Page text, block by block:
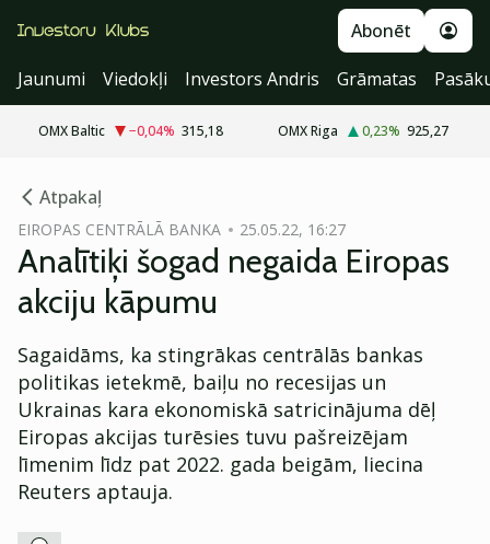
Abonēt
Jaunumi
Viedokļi Investors Andris Grāmatas
OMX Baltic −0,04% 315,18 OMX Riga 0,23% 925,27
Atpakaļ
EIROPAS CENTRĀLĀ BANKA 25.05.22, 16:27
Analītiķi šogad negaida Eiropas
akciju kāpumu
Sagaidāms, ka stingrākas centrālās bankas
politikas ietekmē, baiļu no recesijas un
Ukrainas kara ekonomiskā satricinājuma dēļ
Eiropas akcijas turēsies tuvu pašreizējam
līmenim līdz pat 2022. gada beigām, liecina
Reuters aptauja.